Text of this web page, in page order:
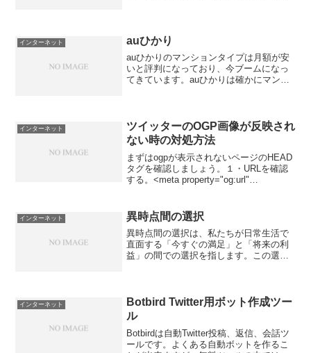
り早くグラフ画像を作りたい...
インターネット auひかり
auひかりのマンションタイプは月額が安
いと評判になっており、今ブームになっ
てきています。auひかりは確かにマンシ
だと最安値で...
インターネット
ツイッターのOGP画像が反映され
ない時の対処方法
まずはogpが表示されないページのHEAD
タグを確認しましょう。１・URLを確認
する。<meta property="og:url"
インターネット 異時点間の選択
異時点間の選択は、私たちが日常生活で
直面する「今すぐの満足」と「将来の利
益」の間での選択を指します。この選択
間の選択とは？「異時点間の選...
インターネット
Botbird Twitter用ボット作成ツー
ル
Botbirdは自動Twitter投稿、返信、会話ツ
ールです。よくある自動ボットを作るこ